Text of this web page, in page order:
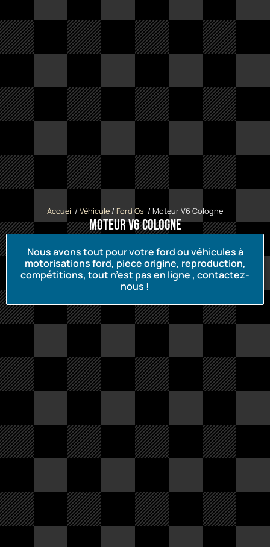
Accueil / Véhicule / Ford Osi / Moteur V6 Cologne
Moteur V6 Cologne
Nous avons tout pour votre ford ou véhicules à
motorisations ford, piece origine, reproduction,
compétitions, tout n’est pas en ligne , contactez-
nous !